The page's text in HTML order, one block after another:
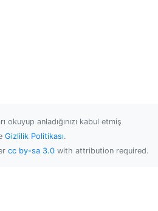
okuyup anladığınızı kabul etmiş
Gizlilik Politikası.
cc by-sa 3.0 with attribution required.